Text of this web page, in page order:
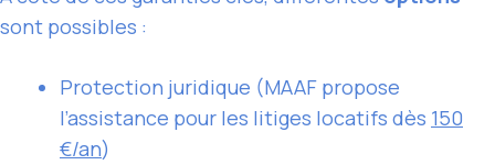
sont possibles :
Protection juridique (MAAF propose
l’assistance pour les litiges locatifs dès 150
€/an)